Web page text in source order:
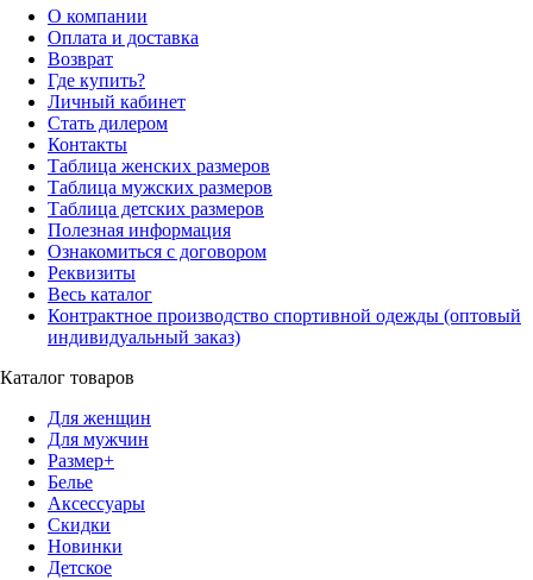
О компании
Оплата и доставка
Возврат
Где купить?
Личный кабинет
Стать дилером
Контакты
Таблица женских размеров
Таблица мужских размеров
Таблица детских размеров
Полезная информация
Ознакомиться с договором
Реквизиты
Весь каталог
Контрактное производство спортивной одежды (оптовый
индивидуальный заказ)
Каталог товаров
Для женщин
Для мужчин
Размер+
Белье
Аксессуары
Скидки
Новинки
Детское